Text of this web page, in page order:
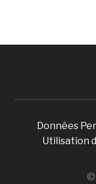
Données
Utilisation
©